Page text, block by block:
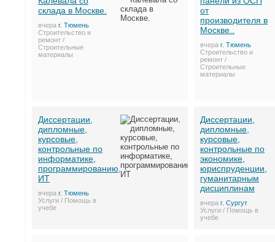
склада в Москве.
вчера г. Тюмень
Строительство и
ремонт /
Строительные
материалы
от
производителя в
Москве..
вчера г. Тюмень
Строительство и
ремонт /
Строительные
материалы
Диссертации,
дипломные,
курсовые,
контрольные по
информатике,
программированию,
ИТ
вчера г. Тюмень
Услуги / Помощь в
учебе
Диссертации,
дипломные,
курсовые,
контрольные по
экономике,
юриспруденции,
гуманитарным
дисциплинам
вчера г. Сургут
Услуги / Помощь в
учебе